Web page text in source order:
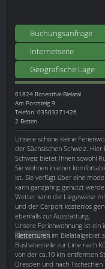
Buchungsanfrage
Internetseite
Geografische Lage
01824 Rosenthal-Bielatal
Am Poststeig 9
Telefon: 03503371426
2 Betten
Unsere schöne kleine
der Sächsischen Schweiz.
Schweiz bietet Ihnen sowohl
Sie wohnen in einer
ist. Sie verfügt über eine
kann ganzjährig genutzt
Wetter kann die Liegewiese
und der Carport kostenlos
ebenfalls zur Ausstattung.
Unsere Ferienwohnung ist
Kletterturen im Bielatalgebiet
Bushaltestelle zur Linie nach
von der ca.10 km entfernten
Dresden und nach Tschechien